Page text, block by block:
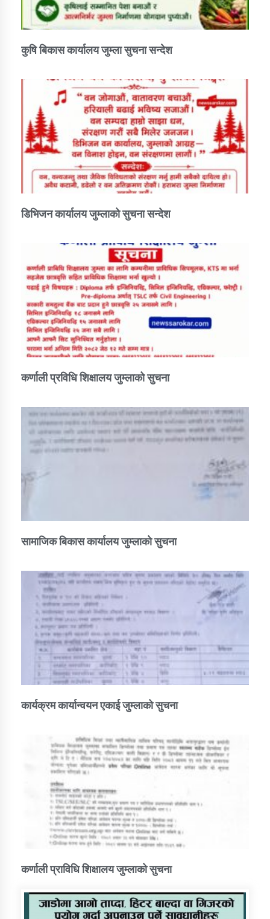
कुषि बिकास कार्यालय जुम्ला सुचना सन्देश
डिभिजन कार्यालय जुम्लाको सुचना सन्देश
कर्णाली प्रविधि शिक्षालय जुम्लाको सुचना
सामाजिक बिकास कार्यालय जुम्लाकाे सुचना
कार्यक्रम कार्यान्वयन एकाई जुम्लाको सुचना
कर्णाली प्राविधि शिक्षालय जुम्लाको सुचना